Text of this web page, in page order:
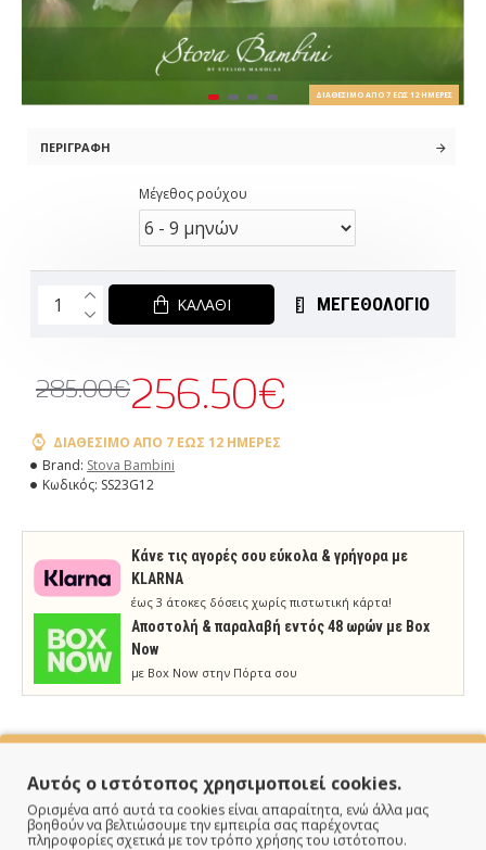
ΔΙΑΘΈΣΙΜΟ ΑΠΌ 7 ΈΩΣ 12 ΗΜΈΡΕΣ
ΠΕΡΙΓΡΑΦΉ
ΔΙΑΘΈΣΙΜΟ ΑΠΌ 7 ΈΩΣ 12 ΗΜΈΡΕΣ
Brand: Stova Bambini
Κωδικός: SS23G12
256.50€
285.00€
Μέγεθος ρούχου
ΚΑΛΆΘΙ ΜΕΓΕΘΟΛΟΓΙΟ
Κάνε τις αγορές σου εύκολα & γρήγορα με
KLARNA
έως 3 άτοκες δόσεις χωρίς πιστωτική κάρτα!
Aποστολή & παραλαβή εντός 48 ωρών με Box
Now
με Box Now στην Πόρτα σου
ΠΑΡΑΔΙΔΟΥΜΕ ΓΡΗΓΟΡΑ
Αυτός ο ιστότοπος χρησιμοποιεί cookies.
Ορισμένα από αυτά τα cookies είναι απαραίτητα, ενώ άλλα μας
βοηθούν να βελτιώσουμε την εμπειρία σας παρέχοντας
πληροφορίες σχετικά με τον τρόπο χρήσης του ιστότοπου.